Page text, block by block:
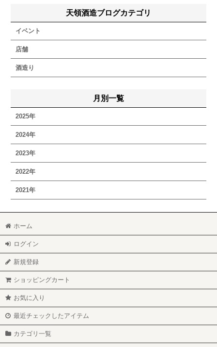
天領酒造ブログカテゴリ
イベント
店舗
酒造り
月別一覧
2025年
2024年
2023年
2022年
2021年
ホーム
ログイン
新規登録
ショッピングカート
お気に入り
最近チェックしたアイテム
カテゴリ一覧